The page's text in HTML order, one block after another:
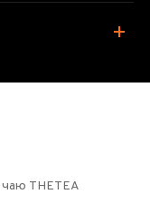
чаю THETEA